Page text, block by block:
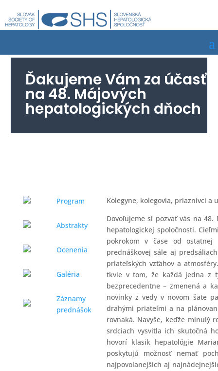
Ďakujeme Vám za účasť
na 48. Májových
hepatologických dňoch
Program
Abstrakty
Ocenenia
Galéria
Záznamy
prednášok
Kolegyne, kolegovia, priaznivci a
Dovoľujeme si pozvať vás na 48.
hepatologickej spoločnosti.
pokrokom v čase od ostatnej
prednáškovej sále aj
priateľských vzťahov a
tkvie v tom, že každá jedna z
bezprecedentne – zmenená a
novinky z vedy v novom šate
drahými priateľmi a na
rovnaká. Navyše, keďže minulý
srdciach vysvitla ich skutočná
hovorí klasik hepatológie
poskytujú možnosť nemať
najpovolanejších aj